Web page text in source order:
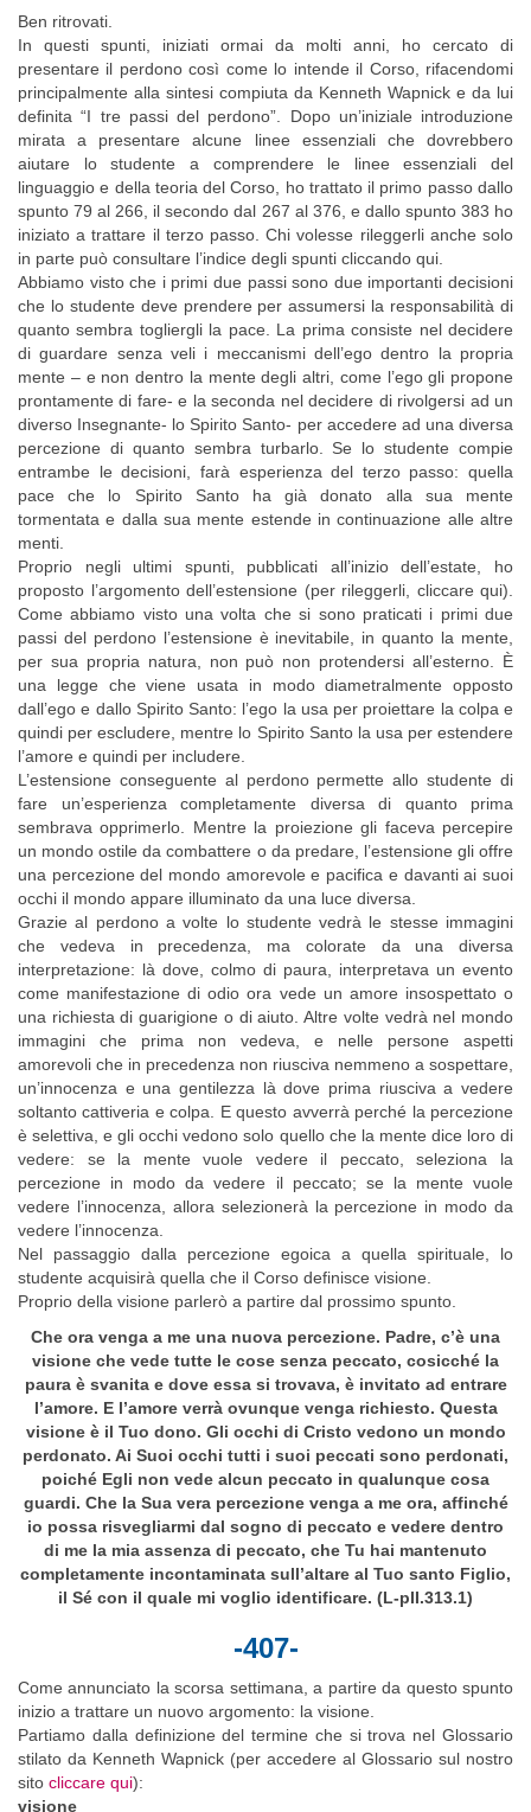
Ben ritrovati.
In questi spunti, iniziati ormai da molti anni, ho cercato di
presentare il perdono così come lo intende il Corso, rifacendomi
principalmente alla sintesi compiuta da Kenneth Wapnick e da lui
definita “I tre passi del perdono”. Dopo un’iniziale introduzione
mirata a presentare alcune linee essenziali che dovrebbero
aiutare lo studente a comprendere le linee essenziali del
linguaggio e della teoria del Corso, ho trattato il primo passo dallo
spunto 79 al 266, il secondo dal 267 al 376, e dallo spunto 383 ho
iniziato a trattare il terzo passo. Chi volesse rileggerli anche solo
in parte può consultare l’indice degli spunti cliccando qui.
Abbiamo visto che i primi due passi sono due importanti decisioni
che lo studente deve prendere per assumersi la responsabilità di
quanto sembra togliergli la pace. La prima consiste nel decidere
di guardare senza veli i meccanismi dell’ego dentro la propria
mente – e non dentro la mente degli altri, come l’ego gli propone
prontamente di fare- e la seconda nel decidere di rivolgersi ad un
diverso Insegnante- lo Spirito Santo- per accedere ad una diversa
percezione di quanto sembra turbarlo. Se lo studente compie
entrambe le decisioni, farà esperienza del terzo passo: quella
pace che lo Spirito Santo ha già donato alla sua mente
tormentata e dalla sua mente estende in continuazione alle altre
menti.
Proprio negli ultimi spunti, pubblicati all’inizio dell’estate, ho
proposto l’argomento dell’estensione (per rileggerli, cliccare qui).
Come abbiamo visto una volta che si sono praticati i primi due
passi del perdono l’estensione è inevitabile, in quanto la mente,
per sua propria natura, non può non protendersi all’esterno. È
una legge che viene usata in modo diametralmente opposto
dall’ego e dallo Spirito Santo: l’ego la usa per proiettare la colpa e
quindi per escludere, mentre lo Spirito Santo la usa per estendere
l’amore e quindi per includere.
L’estensione conseguente al perdono permette allo studente di
fare un’esperienza completamente diversa di quanto prima
sembrava opprimerlo. Mentre la proiezione gli faceva percepire
un mondo ostile da combattere o da predare, l’estensione gli offre
una percezione del mondo amorevole e pacifica e davanti ai suoi
occhi il mondo appare illuminato da una luce diversa.
Grazie al perdono a volte lo studente vedrà le stesse immagini
che vedeva in precedenza, ma colorate da una diversa
interpretazione: là dove, colmo di paura, interpretava un evento
come manifestazione di odio ora vede un amore insospettato o
una richiesta di guarigione o di aiuto. Altre volte vedrà nel mondo
immagini che prima non vedeva, e nelle persone aspetti
amorevoli che in precedenza non riusciva nemmeno a sospettare,
un’innocenza e una gentilezza là dove prima riusciva a vedere
soltanto cattiveria e colpa. E questo avverrà perché la percezione
è selettiva, e gli occhi vedono solo quello che la mente dice loro di
vedere: se la mente vuole vedere il peccato, seleziona la
percezione in modo da vedere il peccato; se la mente vuole
vedere l’innocenza, allora selezionerà la percezione in modo da
vedere l’innocenza.
Nel passaggio dalla percezione egoica a quella spirituale, lo
studente acquisirà quella che il Corso definisce visione.
Proprio della visione parlerò a partire dal prossimo spunto.
Che ora venga a me una nuova percezione. Padre, c’è una
visione che vede tutte le cose senza peccato, cosicché la
paura è svanita e dove essa si trovava, è invitato ad entrare
l’amore. E l’amore verrà ovunque venga richiesto. Questa
visione è il Tuo dono. Gli occhi di Cristo vedono un mondo
perdonato. Ai Suoi occhi tutti i suoi peccati sono perdonati,
poiché Egli non vede alcun peccato in qualunque cosa
guardi. Che la Sua vera percezione venga a me ora, affinché
io possa risvegliarmi dal sogno di peccato e vedere dentro
di me la mia assenza di peccato, che Tu hai mantenuto
completamente incontaminata sull’altare al Tuo santo Figlio,
il Sé con il quale mi voglio identificare. (L-pII.313.1)
-407-
Come annunciato la scorsa settimana, a partire da questo spunto
inizio a trattare un nuovo argomento: la visione.
Partiamo dalla definizione del termine che si trova nel Glossario
stilato da Kenneth Wapnick (per accedere al Glossario sul nostro
sito cliccare qui):
visione